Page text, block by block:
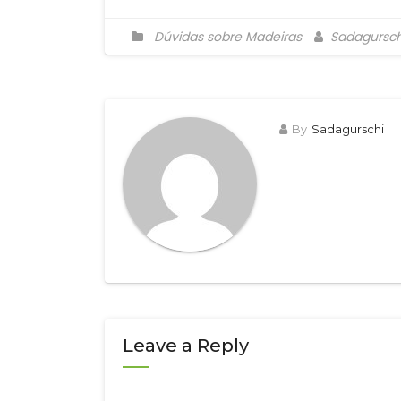
Dúvidas sobre Madeiras
By Sadagurschi
Leave a Reply